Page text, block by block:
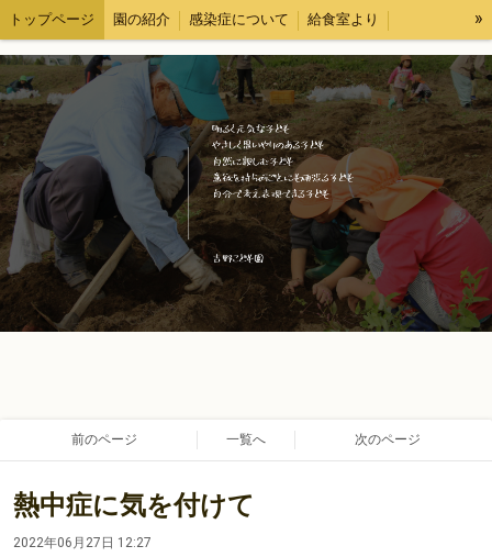
トップページ 園の紹介 感染症について 給食室より
各種様式 求人情報 ブログ 情報公開
»
前のページ 一覧へ 次のページ
熱中症に気を付けて
2022年06月27日 12:27